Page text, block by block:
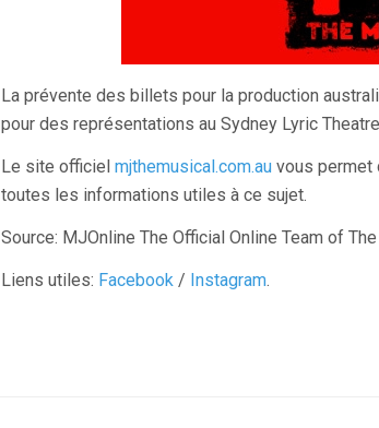
La prévente des billets pour la production
pour des représentations au Sydney Lyric
Le site officiel mjthemusical.com.au vous permet
toutes les informations utiles à ce sujet.
Source: MJOnline The Official Online Team of
Liens utiles: Facebook / Instagram.